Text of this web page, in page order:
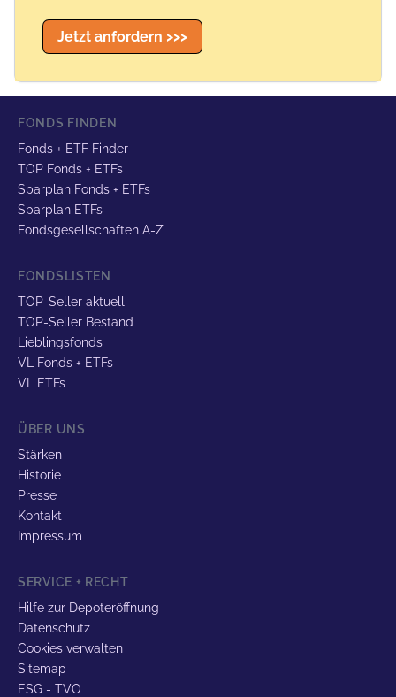
Jetzt anfordern >>>
FONDS FINDEN
Fonds + ETF Finder
TOP Fonds + ETFs
Sparplan Fonds + ETFs
Sparplan ETFs
Fondsgesellschaften A-Z
FONDSLISTEN
TOP-Seller aktuell
TOP-Seller Bestand
Lieblingsfonds
VL Fonds + ETFs
VL ETFs
ÜBER UNS
Stärken
Historie
Presse
Kontakt
Impressum
SERVICE + RECHT
Hilfe zur Depoteröffnung
Datenschutz
Cookies verwalten
Sitemap
ESG - TVO